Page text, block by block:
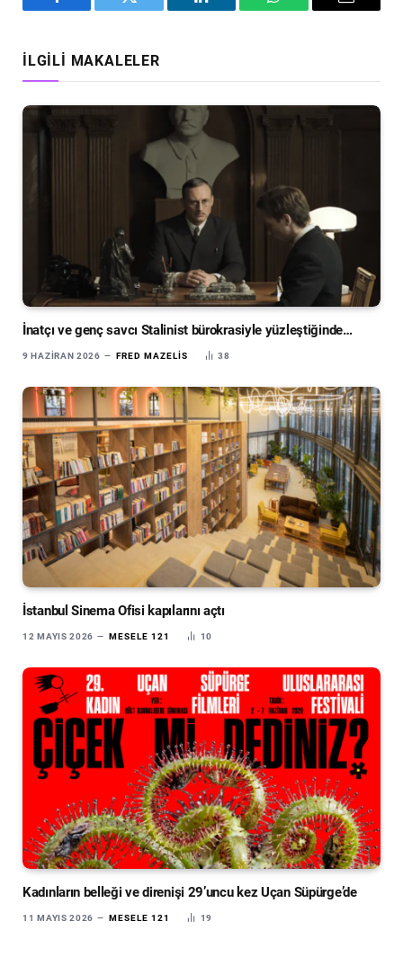
Facebook Twitter LinkedIn WhatsAppEmail
İLGILI MAKALELER
İnatçı ve genç savcı Stalinist bürokrasiyle yüzleştiğinde…
9 HAZIRAN 2026 FRED MAZELIS 38
İstanbul Sinema Ofisi kapılarını açtı
12 MAYIS 2026 MESELE 121 10
Kadınların belleği ve direnişi 29’uncu kez Uçan Süpürge’de
11 MAYIS 2026 MESELE 121 19